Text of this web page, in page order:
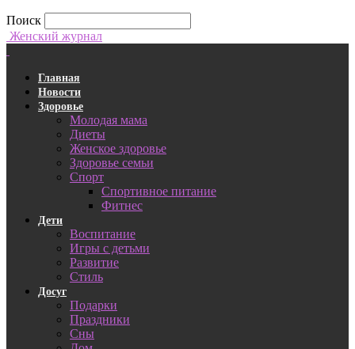
Поиск
Женский журнал
Главная
Новости
Здоровье
Молодая мама
Диеты
Женское здоровье
Здоровье семьи
Спорт
Спортивное питание
Фитнес
Дети
Воспитание
Игры с детьми
Развитие
Стиль
Досуг
Подарки
Праздники
Сны